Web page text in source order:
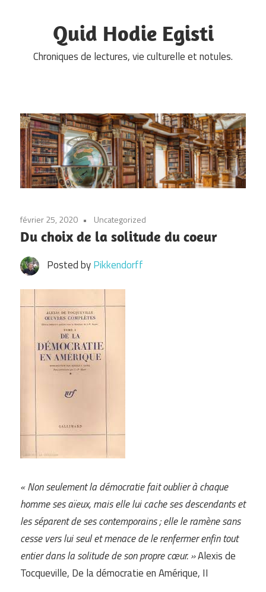
Quid Hodie Egisti
Chroniques de lectures, vie culturelle et notules.
février 25, 2020 Uncategorized
Du choix de la solitude du coeur
Posted byPikkendorff
« Non seulement la démocratie fait oublier à chaque
homme ses aïeux, mais elle lui cache ses descendants et
les séparent de ses contemporains ; elle le ramène sans
cesse vers lui seul et menace de le renfermer enfin tout
entier dans la solitude de son propre cœur. »Alexis de
Tocqueville, De la démocratie en Amérique, II